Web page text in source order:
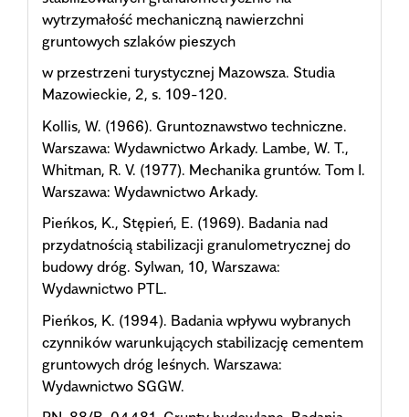
wytrzymałość mechaniczną nawierzchni
gruntowych szlaków pieszych
w przestrzeni turystycznej Mazowsza. Studia
Mazowieckie, 2, s. 109-120.
Kollis, W. (1966). Gruntoznawstwo techniczne.
Warszawa: Wydawnictwo Arkady. Lambe, W. T.,
Whitman, R. V. (1977). Mechanika gruntów. Tom I.
Warszawa: Wydawnictwo Arkady.
Pieńkos, K., Stępień, E. (1969). Badania nad
przydatnością stabilizacji granulometrycznej do
budowy dróg. Sylwan, 10, Warszawa:
Wydawnictwo PTL.
Pieńkos, K. (1994). Badania wpływu wybranych
czynników warunkujących stabilizację cementem
gruntowych dróg leśnych. Warszawa:
Wydawnictwo SGGW.